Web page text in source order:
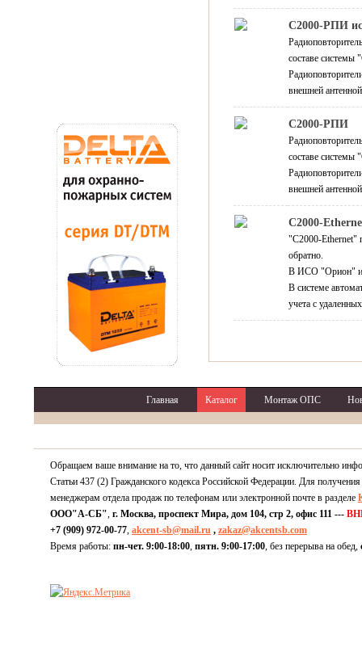
С2000-РПИ
составе системы
внешней
С2000-РПИ
составе системы
внешней
C2000-
"С2000-Ethernet"
обратно.
В ИСО "Орион"
В системе
учета с
Главная Каталог Монтаж ОПС
Обращаем ваше внимание на то, что данный сайт носит исключительно
Статьи 437 (2) Гражданского кодекса Российской Федерации. Для
менеджерам отдела продаж по телефонам или электронной почте в разделе
ООО"А-СБ", г. Москва, проспект Мира, дом 104, стр 2, офис 111 ---
+7 (909) 972-00-77, akcent-sb@mail.ru , zakaz@akcentsb.com
Время работы: пн-чет. 9:00-18:00, пятн. 9:00-17:00, без перерыва на обед,